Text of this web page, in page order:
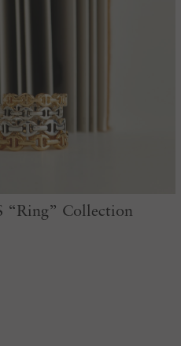
“Ring” Collection